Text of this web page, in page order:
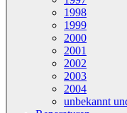
1998
1999
2000
2001
2002
2003
2004
unbekannt